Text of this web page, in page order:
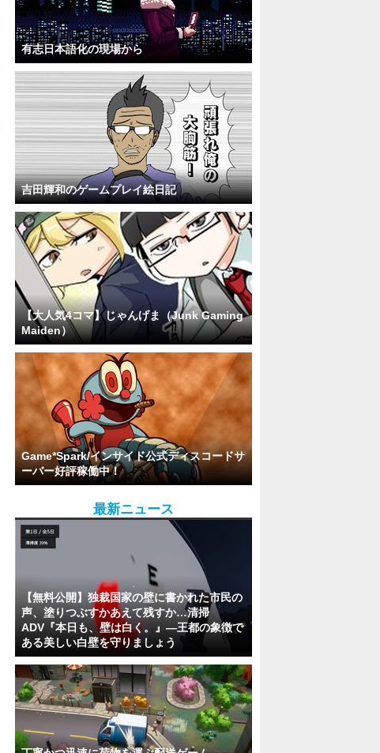
有志日本語化の現場から
吉田輝和のゲームプレイ絵日記
【大人気4コマ】じゃんげま（Junk Gaming
Maiden）
Game*Spark/インサイド公式ディスコードサ
ーバー好評稼働中！
最新ニュース
【無料公開】独裁国家の壁に書かれた市民の
声、塗りつぶすかあえて残すか…清掃
ADV『本日も、壁は白く。』―王都の象徴で
ある美しい白壁を守りましょう